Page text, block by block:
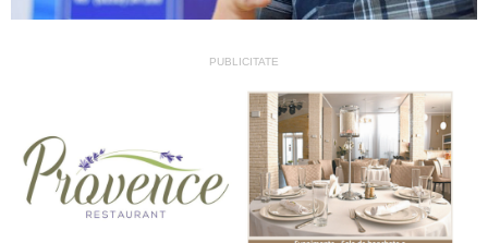
PUBLICITATE